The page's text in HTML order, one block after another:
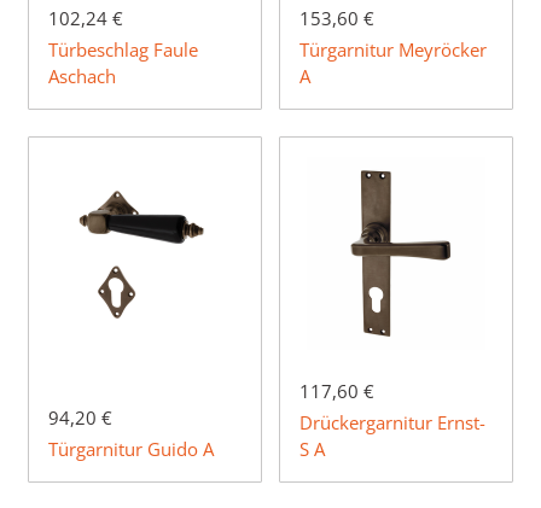
102,24 €
Türbeschlag Faule
Aschach
153,60 €
Türgarnitur Meyröcker
A
94,20 €
Türgarnitur Guido A
117,60 €
Drückergarnitur Ernst-
S A